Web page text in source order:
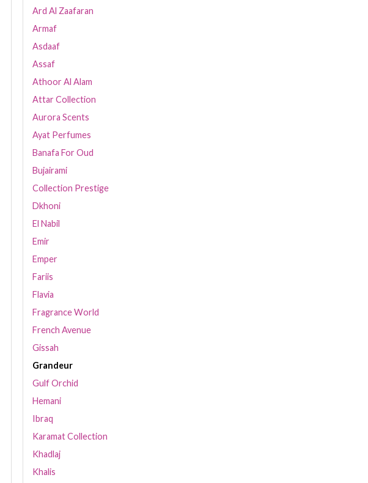
Ard Al Zaafaran
Armaf
Asdaaf
Assaf
Athoor Al Alam
Attar Collection
Aurora Scents
Ayat Perfumes
Banafa For Oud
Bujairami
Collection Prestige
Dkhoni
El Nabil
Emir
Emper
Fariis
Flavia
Fragrance World
French Avenue
Gissah
Grandeur
Gulf Orchid
Hemani
Ibraq
Karamat Collection
Khadlaj
Khalis